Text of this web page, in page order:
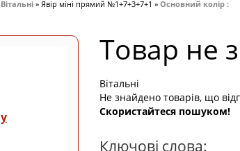
Вітальні » Явір міні прямий №1+7+3+7+1 » Основний колір :
Товар не
Вітальні
Не знайдено товарів, що
Скористайтеся пошуком!
Ключові слова: